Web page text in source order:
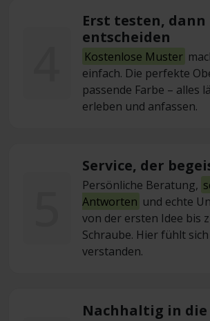
Erst testen, dann
entscheiden
Kostenlose Muster
einfach. Die perfekte
passende Farbe – alles
erleben und anfassen.
Service, der
Persönliche Beratung,
Antworten und echte
von der ersten Idee bis
Schraube. Hier fühlt
verstanden.
Nachhaltig in